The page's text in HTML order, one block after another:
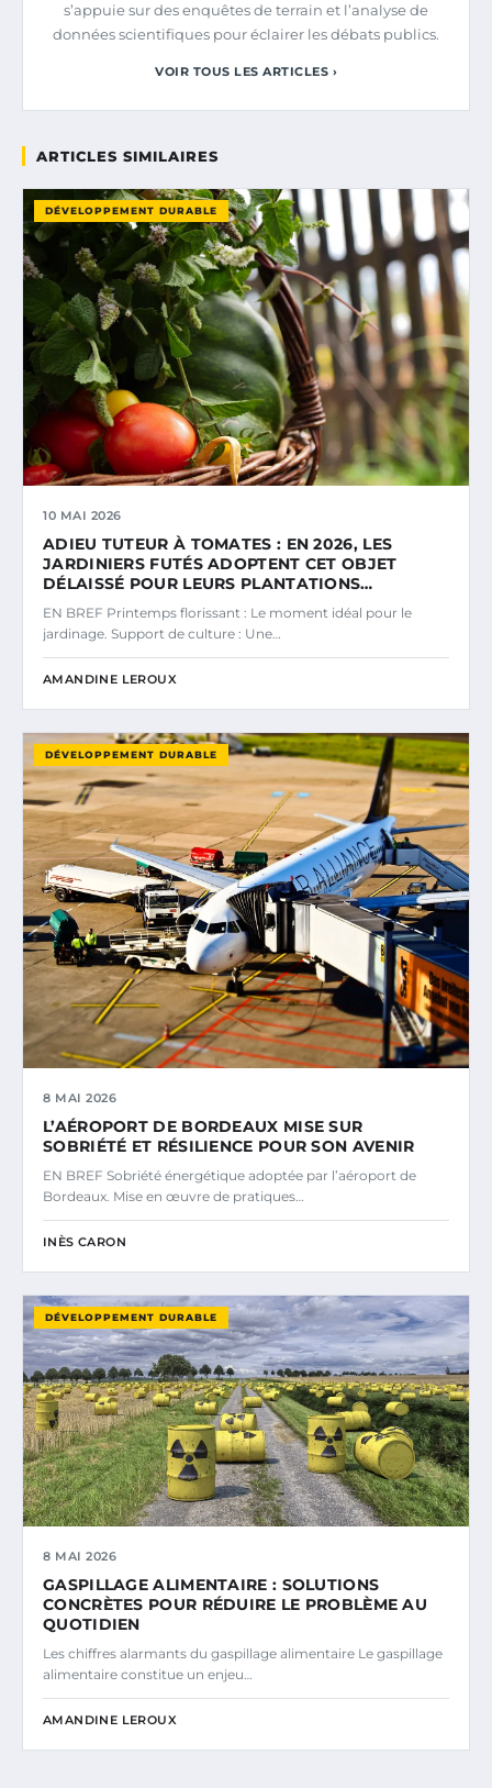
s’appuie sur des enquêtes de terrain et l’analyse de
données scientifiques pour éclairer les débats publics.
VOIR TOUS LES ARTICLES ›
ARTICLES SIMILAIRES
DÉVELOPPEMENT DURABLE
10 MAI 2026
ADIEU TUTEUR À TOMATES : EN 2026, LES
JARDINIERS FUTÉS ADOPTENT CET OBJET
DÉLAISSÉ POUR LEURS PLANTATIONS…
EN BREF Printemps florissant : Le moment idéal pour le
jardinage. Support de culture : Une…
AMANDINE LEROUX
DÉVELOPPEMENT DURABLE
8 MAI 2026
L’AÉROPORT DE BORDEAUX MISE SUR
SOBRIÉTÉ ET RÉSILIENCE POUR SON AVENIR
EN BREF Sobriété énergétique adoptée par l’aéroport de
Bordeaux. Mise en œuvre de pratiques…
INÈS CARON
DÉVELOPPEMENT DURABLE
8 MAI 2026
GASPILLAGE ALIMENTAIRE : SOLUTIONS
CONCRÈTES POUR RÉDUIRE LE PROBLÈME AU
QUOTIDIEN
Les chiffres alarmants du gaspillage alimentaire Le gaspillage
alimentaire constitue un enjeu…
AMANDINE LEROUX